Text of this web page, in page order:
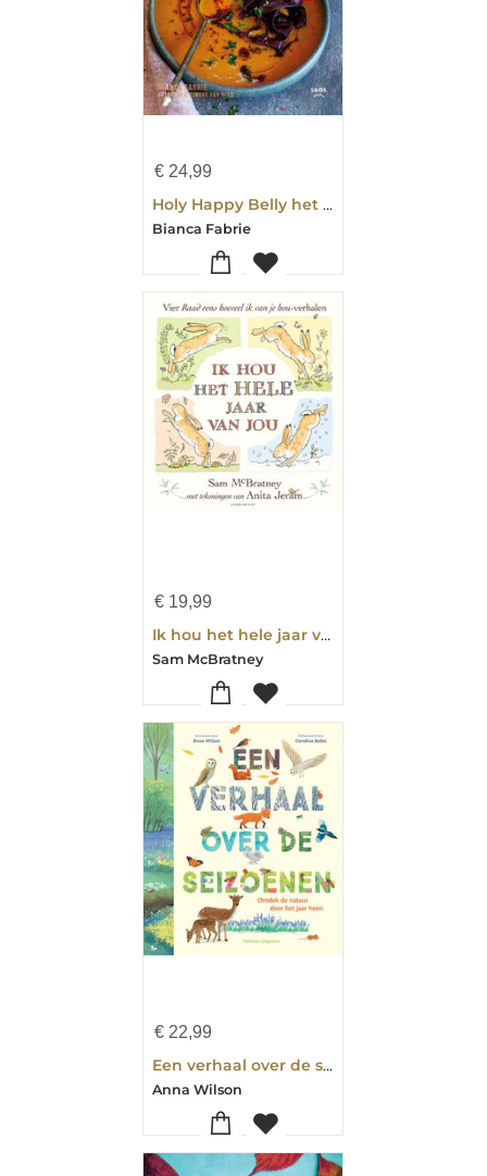
€ 24,99
Holy Happy Belly het hele jaar door
Bianca Fabrie
€ 19,99
Ik hou het hele jaar van jou
Sam McBratney
€ 22,99
Een verhaal over de seizoenen
Anna Wilson